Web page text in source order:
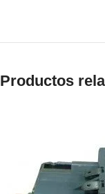
Productos